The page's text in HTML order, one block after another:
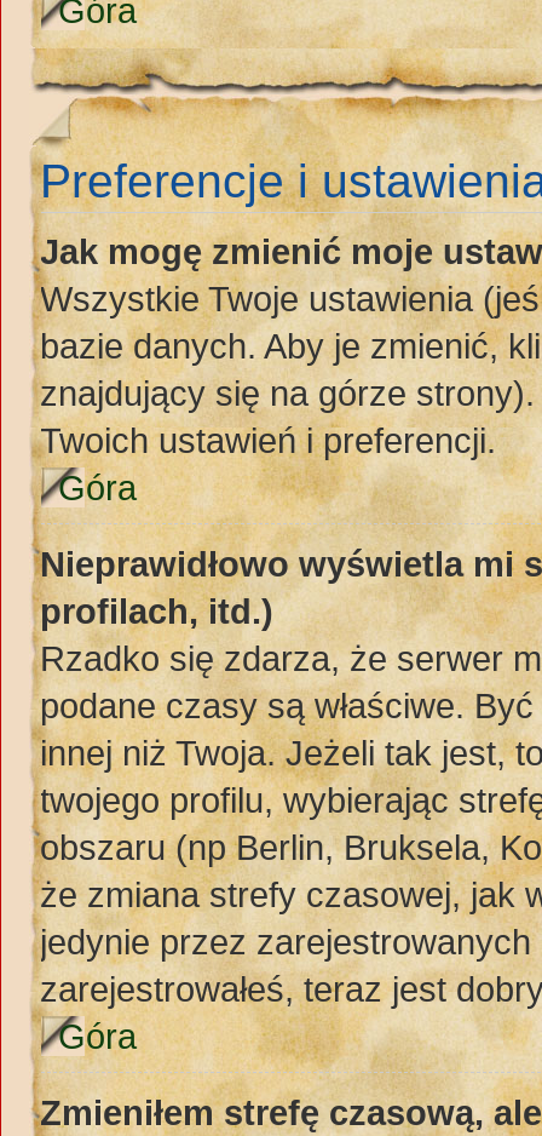
Góra
Preferencje i
Jak mogę zmienić moje
Wszystkie Twoje ustawienia
bazie danych. Aby je zmienić,
znajdujący się na górze
Twoich ustawień i preferencji.
Góra
Nieprawidłowo wyświetla mi
profilach, itd.)
Rzadko się zdarza, że serwer
podane czasy są właściwe.
innej niż Twoja. Jeżeli tak jest,
twojego profilu, wybierając
obszaru (np Berlin, Bruksela,
że zmiana strefy czasowej, jak
jedynie przez
zarejestrowałeś, teraz jest
Góra
Zmieniłem strefę czasową,